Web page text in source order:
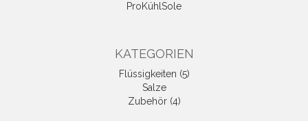
ProKühlSole
KATEGORIEN
Flüssigkeiten (5)
Salze
Zubehör (4)